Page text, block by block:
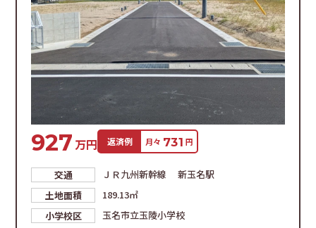
927万円 返済例 月々 731 円
交通
ＪＲ九州新幹線 新玉名駅
土地面積
189.13㎡
小学校区
玉名市立玉陵小学校